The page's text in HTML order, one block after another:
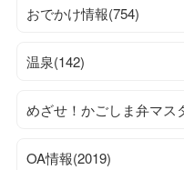
おでかけ情報(754)
温泉(142)
めざせ！かごしま弁マス
OA情報(2019)